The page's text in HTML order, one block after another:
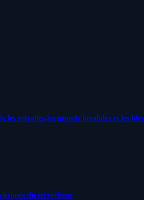
retraités,les grands invalides et les
du terrorisme